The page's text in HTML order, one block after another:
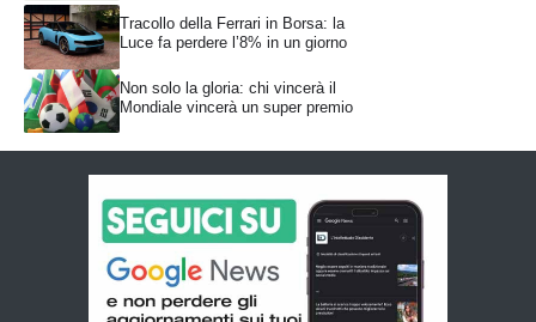
Tracollo della Ferrari in Borsa: la
Luce fa perdere l’8% in un giorno
Non solo la gloria: chi vincerà il
Mondiale vincerà un super premio